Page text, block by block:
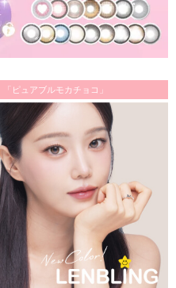
ピュアブルモカチョコ」